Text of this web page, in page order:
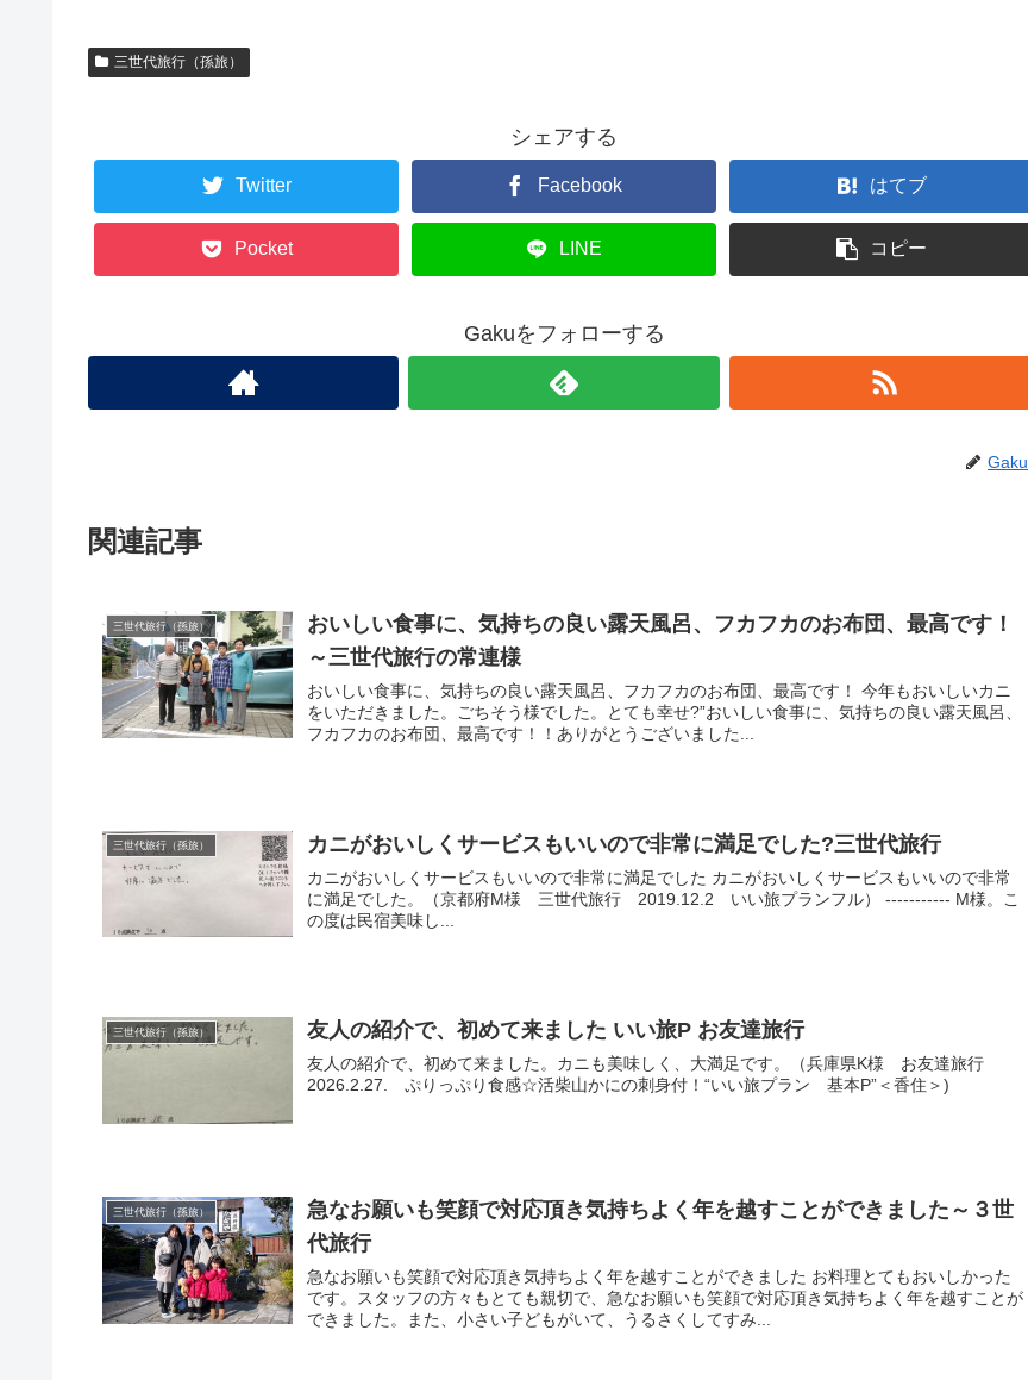
三世代旅行（孫旅）
シェアする
Twitter Facebook はてブ
Pocket LINE コピー
Gakuをフォローする
Gaku
関連記事
三世代旅行（孫旅）
おいしい食事に、気持ちの良い露天風呂、フカフカのお布団、最高です！
～三世代旅行の常連様
おいしい食事に、気持ちの良い露天風呂、フカフカのお布団、最高です！ 今年もおいしいカニ
をいただきました。ごちそう様でした。とても幸せ?”おいしい食事に、気持ちの良い露天風呂、
フカフカのお布団、最高です！！ありがとうございました...
三世代旅行（孫旅） カニがおいしくサービスもいいので非常に満足でした?三世代旅行
カニがおいしくサービスもいいので非常に満足でした カニがおいしくサービスもいいので非常
に満足でした。（京都府M様 三世代旅行 2019.12.2 いい旅プランフル） ----------- M様。こ
の度は民宿美味し...
三世代旅行（孫旅） 友人の紹介で、初めて来ました いい旅P お友達旅行
友人の紹介で、初めて来ました。カニも美味しく、大満足です。（兵庫県K様 お友達旅行
2026.2.27. ぷりっぷり食感☆活柴山かにの刺身付！“いい旅プラン 基本P”＜香住＞)
三世代旅行（孫旅）
急なお願いも笑顔で対応頂き気持ちよく年を越すことができました～３世
代旅行
急なお願いも笑顔で対応頂き気持ちよく年を越すことができました お料理とてもおいしかった
です。スタッフの方々もとても親切で、急なお願いも笑顔で対応頂き気持ちよく年を越すことが
できました。また、小さい子どもがいて、うるさくしてすみ...